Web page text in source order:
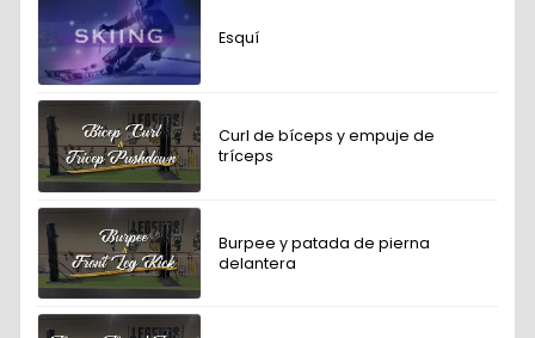
Esquí
Curl de bíceps y empuje de
tríceps
Burpee y patada de pierna
delantera